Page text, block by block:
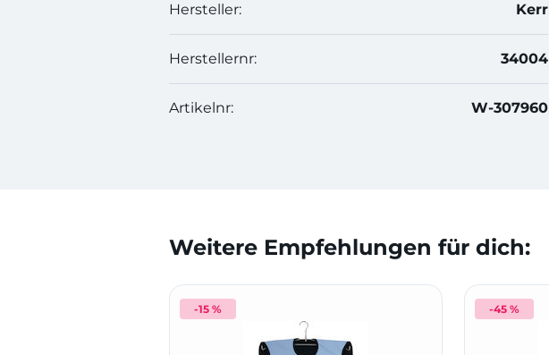
Hersteller: Kerr
Herstellernr: 34004
Artikelnr: W-307960
Weitere Empfehlungen für dich:
-15 % -45 %